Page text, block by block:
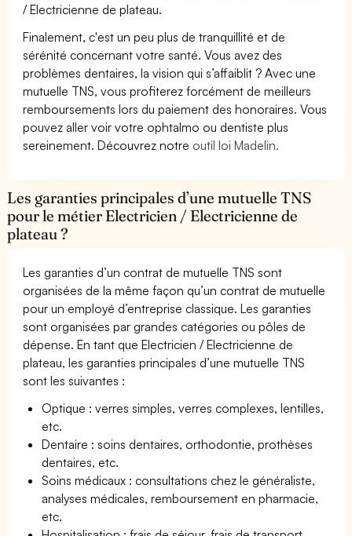
/ Electricienne de plateau.
Finalement, c'est un peu plus de tranquillité et de
sérénité concernant votre santé. Vous avez des
problèmes dentaires, la vision qui s’affaiblit ? Avec une
mutuelle TNS, vous profiterez forcément de meilleurs
remboursements lors du paiement des honoraires. Vous
pouvez aller voir votre ophtalmo ou dentiste plus
sereinement. Découvrez notre outil loi Madelin.
Les garanties principales d’une mutuelle TNS
pour le métier Electricien / Electricienne de
plateau ?
Les garanties d’un contrat de mutuelle TNS sont
organisées de la même façon qu’un contrat de mutuelle
pour un employé d’entreprise classique. Les garanties
sont organisées par grandes catégories ou pôles de
dépense. En tant que Electricien / Electricienne de
plateau, les garanties principales d’une mutuelle TNS
sont les suivantes :
Optique : verres simples, verres complexes, lentilles,
etc.
Dentaire : soins dentaires, orthodontie, prothèses
dentaires, etc.
Soins médicaux : consultations chez le généraliste,
analyses médicales, remboursement en pharmacie,
etc.